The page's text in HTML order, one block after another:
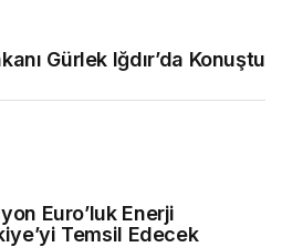
Gürlek Iğdır’da Konuştu
Euro’luk Enerji
Temsil Edecek